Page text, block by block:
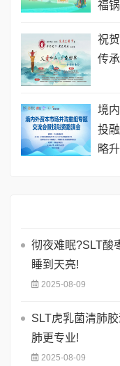
福
祝
传
境
投
略
彻夜难眠?SLT
睡到天亮!
2025-08-09
SLT虎乳菌清肺
肺更专业!
2025-08-09